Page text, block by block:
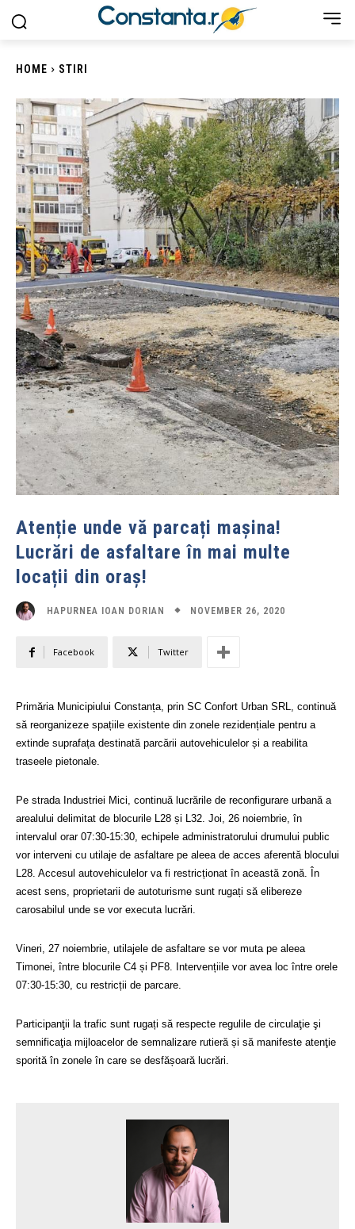
HOME STIRI
Atenție unde vă parcați mașina!
Lucrări de asfaltare în mai multe
locații din oraș!
HAPURNEA IOAN DORIAN NOVEMBER 26, 2020
Facebook Twitter
Primăria Municipiului Constanța, prin SC Confort Urban SRL, continuă
să reorganizeze spațiile existente din zonele rezidențiale pentru a
extinde suprafața destinată parcării autovehiculelor și a reabilita
traseele pietonale.
Pe strada Industriei Mici, continuă lucrările de reconfigurare urbană a
arealului delimitat de blocurile L28 și L32. Joi, 26 noiembrie, în
intervalul orar 07:30-15:30, echipele administratorului drumului public
vor interveni cu utilaje de asfaltare pe aleea de acces aferentă blocului
L28. Accesul autovehiculelor va fi restricționat în această zonă. În
acest sens, proprietarii de autoturisme sunt rugați să elibereze
carosabilul unde se vor executa lucrări.
Vineri, 27 noiembrie, utilajele de asfaltare se vor muta pe aleea
Timonei, între blocurile C4 și PF8. Intervențiile vor avea loc între orele
07:30-15:30, cu restricții de parcare.
Participanţii la trafic sunt rugați să respecte regulile de circulaţie şi
semnificaţia mijloacelor de semnalizare rutieră și să manifeste atenţie
sporită în zonele în care se desfășoară lucrări.